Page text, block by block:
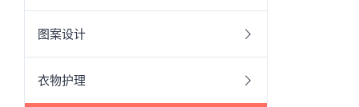
图案设计
衣物护理